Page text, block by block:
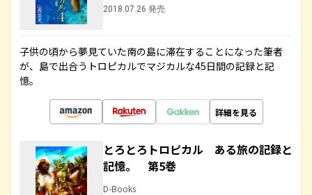
2018.07.26 発売
子供の頃から夢見ていた南の島に滞在することになった筆者
が、島で出合うトロピカルでマジカルな45日間の記録と記
憶。
詳細を見る
とろとろトロピカル ある旅の記録と
記憶。 第5巻
D-Books